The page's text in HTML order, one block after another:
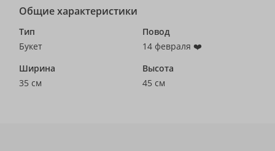
Общие характеристики
Тип
Букет
Повод
14 февраля ❤️
Ширина
35 см
Высота
45 см